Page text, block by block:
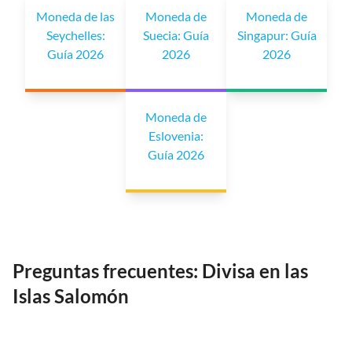
Moneda de las
Seychelles:
Guía 2026
Moneda de
Suecia: Guía
2026
Moneda de
Singapur: Guía
2026
Moneda de
Eslovenia:
Guía 2026
Preguntas frecuentes: Divisa en las
Islas Salomón